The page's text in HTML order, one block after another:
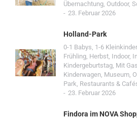
Übernachtung, Outdoor,
23. Februar 2026
Holland-Park
0-1 Babys, 1-6 Kleinkinder
Frühling, Herbst, Indoor,
Kindergeburtstag, Mit
Kinderwagen, Museum,
Park, Restaurants &
23. Februar 2026
Findora im NOVA